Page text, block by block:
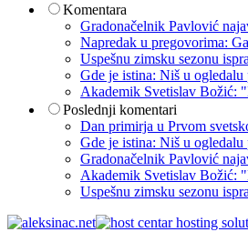
Komentara
Gradonačelnik Pavlović
Napredak u pregovorima:
Uspešnu zimsku sezonu
Gde je istina: Niš u
Akademik Svetislav Božić:
Poslednji komentari
Dan primirja u Prvom
Gde je istina: Niš u
Gradonačelnik Pavlović
Akademik Svetislav Božić:
Uspešnu zimsku sezonu